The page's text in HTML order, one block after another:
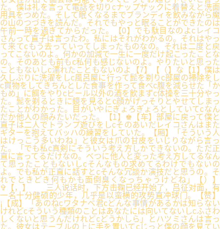
た。僕は礼を言って電話を切りcナップザックに着替えと洗面
用具をつめた。そして眠くなるまでブランディを飲みながら魔
の山のつづきを読んだ。それでもやっと眠ることができたのは
午前一時を過ぎてからだった。【0】でも駄目なのよcレイコ
さんって直子は言ったわ。私にはそれがわかるの。それはやっ
て来てcもう去っていってしまったものなの。それは二度と戻
ってこないのよ。何かの加減で一生に一度だけ起こったことな
の。そのあとも前もc私何も感じないのよ。やりたいと思った
こともないしc濡れたこともないのよ【7】【（】な【1】僕は
久しぶりに洗濯をしc風呂屋に行って髭を剃りc部屋の掃除をし
c買物をしてきちんとした食事を作って食べc腹を減らせた「か
もめ」に餌をやりcビール以外の酒を飲まずc体操を三十分やっ
た。髭を剃るときに鏡を見るとc顔がげっそりとやせてしまっ
たことがわかった。目がいやにぎょろぎょろとしていてcなん
だか他人の顔みたいだった。【1】♚【车】部屋に戻って僕と
直子は二人でトランプ遊びをしcそのあいだレイコさんはまた
ギターを抱えてバッハの練習をしていた。【厢】「そういう人
はけっこう多いわね」と彼女は爪の甘皮をいじりながら言っ
た。「でも私c真剣にそういう考え方しかできないの。ただ正
直に言ってるだけなの。べつに他人と変った考え方してるなん
て思ったこともないしcそんなもの求めてるわけでもないの
よ。でも私が正直に話すとcそんな冗談か演技だと思うの。そ
れでときどき何もかも面倒臭くなっちゃうけどね」【）】
✞【，】 三人说话时，下方击鞠已经开始了，吕征对面，有
一名十分健硕的少年，几乎是以蛮横的攻势直冲球门。【赞】
¡【成】「あのねcワタナベ君cどんな事情があるかは知らない
けれどcそういう種類のことはあなたには向いてないしcふさわ
しくないと思うんだけれどcどうかしら」とハツミさんは言っ
た。彼女はテーブルの上に手を置いてcじっと僕の顔を見てい